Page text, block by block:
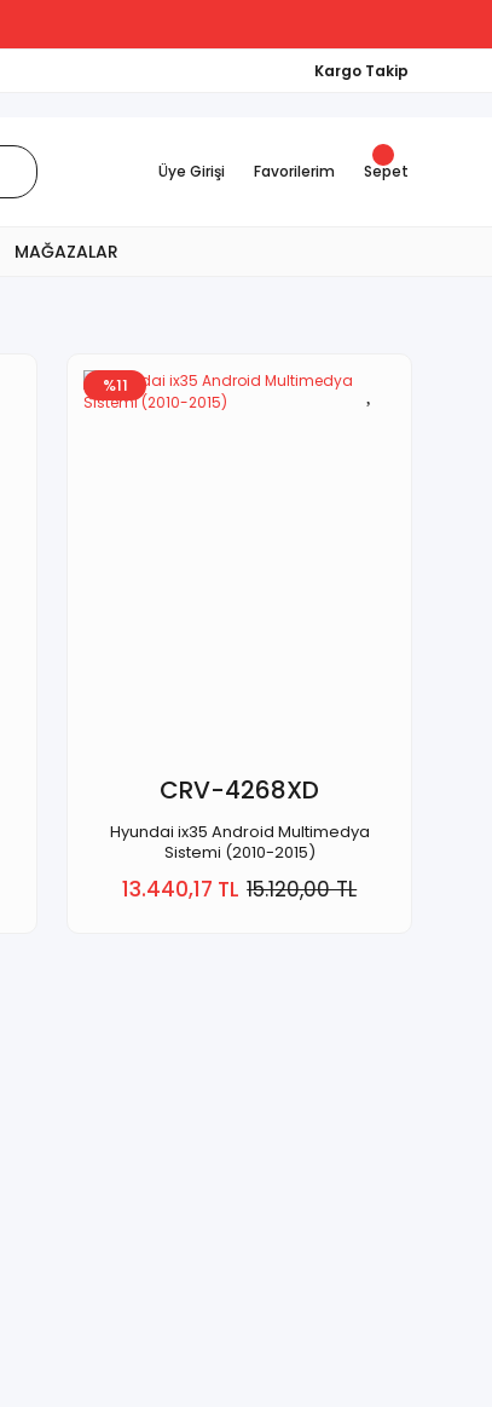
Kargo Takip
Üye Girişi Favorilerim Sepet
MAĞAZALAR
%11
CRV-4268XD
Hyundai ix35 Android Multimedya
Sistemi (2010-2015)
13.440,17 TL 15.120,00 TL